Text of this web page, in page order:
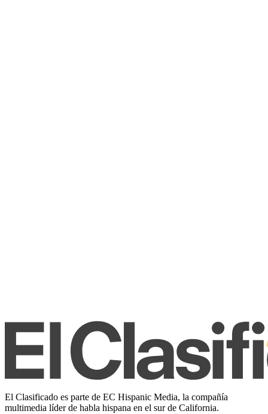
El Clasificado es parte de EC Hispanic Media, la compañía
multimedia líder de habla hispana en el sur de California.